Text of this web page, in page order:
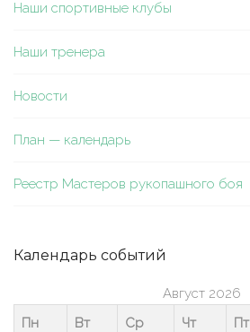
Наши спортивные клубы
Наши тренера
Новости
План — календарь
Реестр Мастеров рукопашного боя
Календарь событий
Август 2026
Пн
Вт Ср Чт Пт